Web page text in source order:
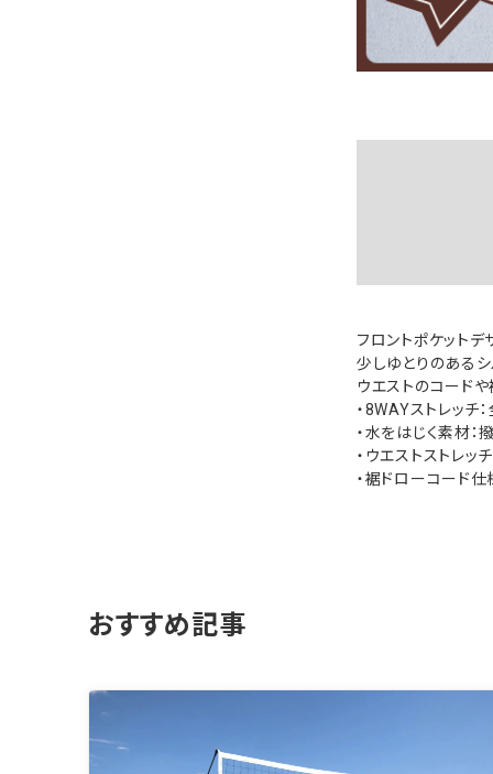
フロントポケットデ
少しゆとりのあるシ
ウエストのコード
・8WAYストレッチ
・水をはじく素材：
・ウエストストレッ
・裾ドローコード仕
おすすめ記事